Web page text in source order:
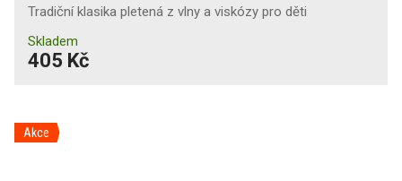
Tradiční klasika pletená z vlny a viskózy pro děti
Skladem
405 Kč
Akce